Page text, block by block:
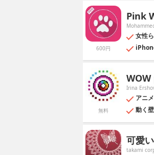
600円
Pink
女性
無料
WOW
Irina
アニ
動く
可愛
takami